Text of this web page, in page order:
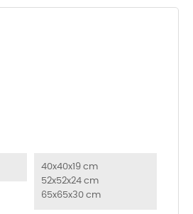
40x40x19 cm
52x52x24 cm
65x65x30 cm